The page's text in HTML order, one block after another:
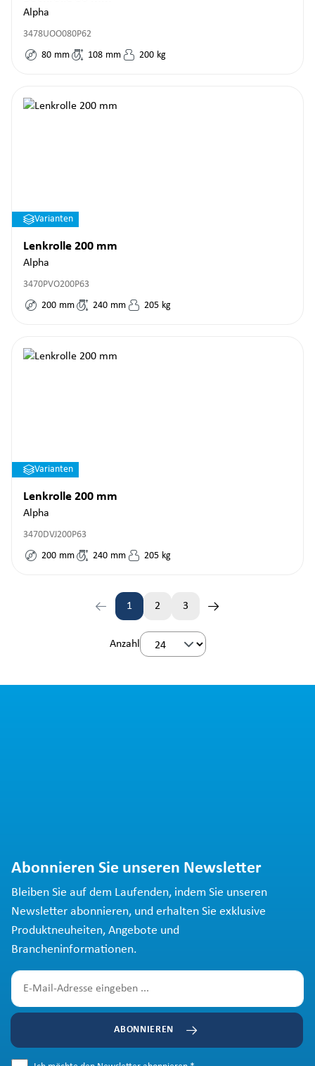
Alpha
3478UOO080P62
80 mm 108 mm 200 kg
Varianten
Lenkrolle 200 mm
Alpha
3470PVO200P63
200 mm 240 mm 205 kg
Varianten
Lenkrolle 200 mm
Alpha
3470DVJ200P63
200 mm 240 mm 205 kg
Seite
1 2 3
Anzahl
Abonnieren Sie unseren Newsletter
Bleiben Sie auf dem Laufenden, indem Sie unseren
Newsletter abonnieren, und erhalten Sie exklusive
Produktneuheiten, Angebote und
Brancheninformationen.
ABONNIEREN